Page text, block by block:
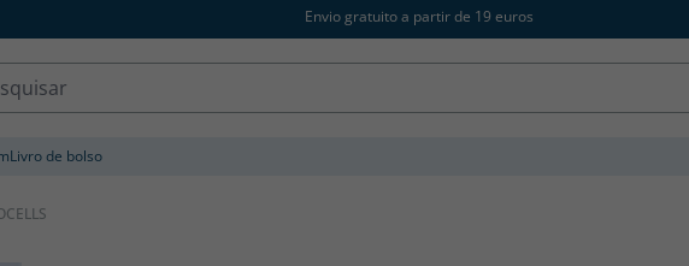
Envio gratuito a partir de 19 euros
Livro de bolso